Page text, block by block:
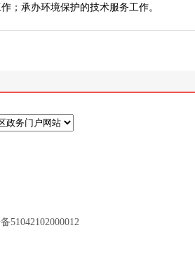
；承办环境保护的技术服务工作。
51042102000012